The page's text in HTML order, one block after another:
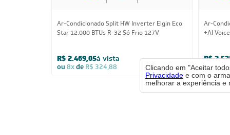
Ar-Condicionado Split HW Inverter Elgin Eco
Star 12.000 BTUs R-32 Só Frio 127V
R$ 2.469,05à vista
ou 8xde R$ 324,88
Ar-
+AI
R$
ou 8x
Clicando em "Aceitar
Privacidade e com o
melhorar a experiência e